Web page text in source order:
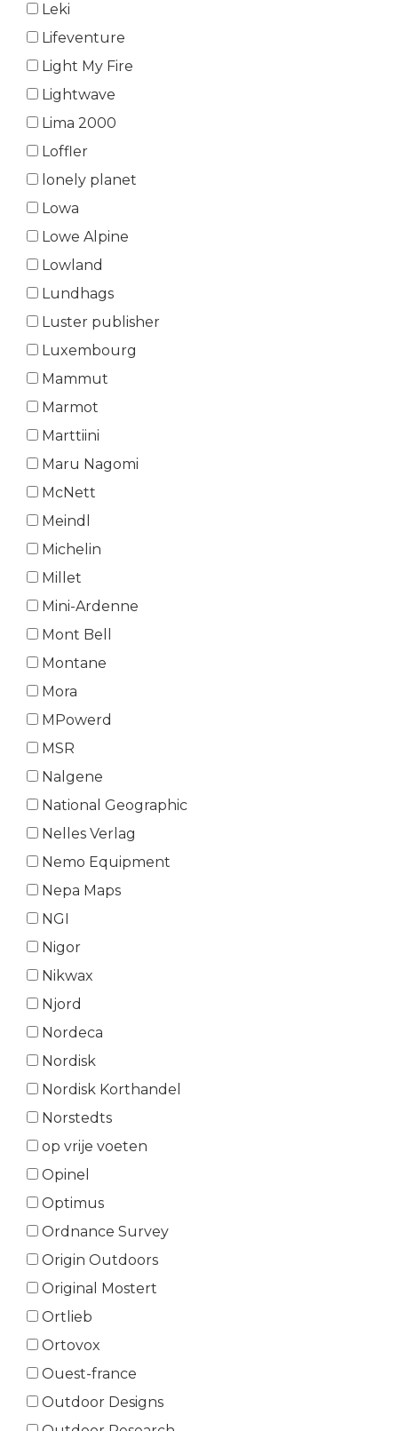
Leki
Lifeventure
Light My Fire
Lightwave
Lima 2000
Loffler
lonely planet
Lowa
Lowe Alpine
Lowland
Lundhags
Luster publisher
Luxembourg
Mammut
Marmot
Marttiini
Maru Nagomi
McNett
Meindl
Michelin
Millet
Mini-Ardenne
Mont Bell
Montane
Mora
MPowerd
MSR
Nalgene
National Geographic
Nelles Verlag
Nemo Equipment
Nepa Maps
NGI
Nigor
Nikwax
Njord
Nordeca
Nordisk
Nordisk Korthandel
Norstedts
op vrije voeten
Opinel
Optimus
Ordnance Survey
Origin Outdoors
Original Mostert
Ortlieb
Ortovox
Ouest-france
Outdoor Designs